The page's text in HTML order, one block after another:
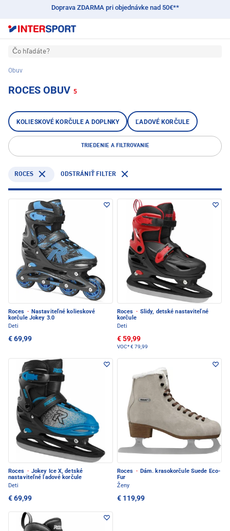
Doprava ZDARMA pri objednávke nad 50€**
Čo hľadáte?
Obuv
ROCES OBUV 5
KOLIESKOVÉ KORČULE A DOPLNKY ĽADOVÉ KORČULE
TRIEDENIE A FILTROVANIE
ROCES ODSTRÁNIŤ FILTER
Roces · Nastaviteľné kolieskové
korčule Jokey 3.0
Deti
€ 69,99
Roces · Slidy, detské nastaviteľné
korčule
Deti
€ 59,99
VOC*€ 79,99
Roces · Jokey Ice X, detské
nastaviteľné ľadové korčule
Deti
€ 69,99
Roces · Dám. krasokorčule Suede Eco-
Fur
Ženy
€ 119,99